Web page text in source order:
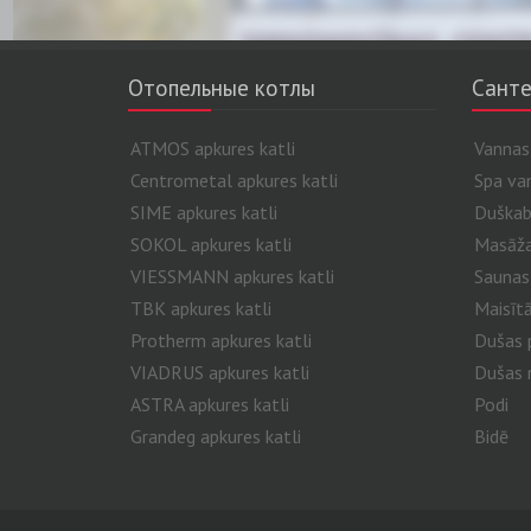
Отопельные котлы
ATMOS apkures katli
Centrometal apkures katli
SIME apkures katli
SOKOL apkures katli
VIESSMANN apkures katli
TBK apkures katli
Protherm apkures katli
VIADRUS apkures katli
ASTRA apkures katli
Grandeg apkures katli
Vannas
Spa
Dušas
Dušas
Podi
Bidē